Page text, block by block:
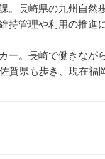
。長崎県の九州自然
持管理や利用の推進
ー。長崎で働きなが
賀県も歩き、現在福